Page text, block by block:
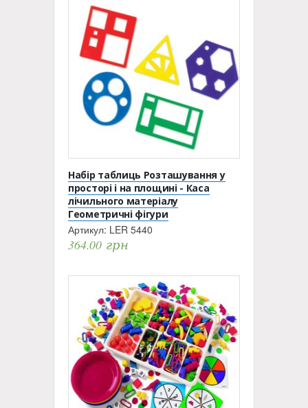
Набір таблиць Розташування у
просторі і на площині - Каса
лічильного матеріалу
Геометричні фігури
Артикул: LER 5440
364.00 грн